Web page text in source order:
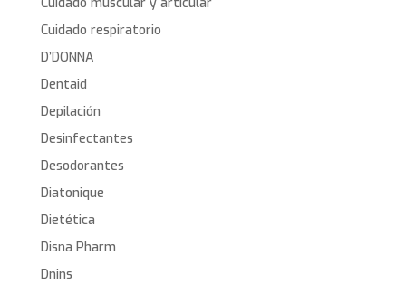
Cuidado respiratorio
D’DONNA
Dentaid
Depilación
Desinfectantes
Desodorantes
Diatonique
Dietética
Disna Pharm
Dnins